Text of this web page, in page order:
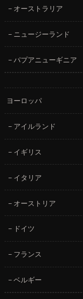
オーストラリア
ニュージーランド
パプアニューギニア
ヨーロッパ
アイルランド
イギリス
イタリア
オーストリア
ドイツ
フランス
ベルギー